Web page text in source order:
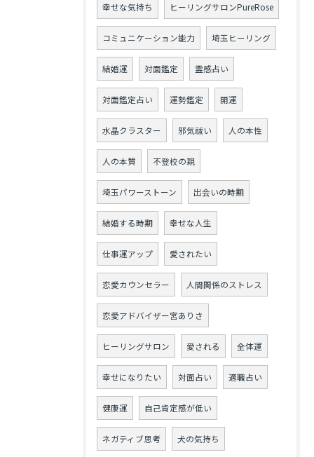
幸せな気持ち ヒーリングサロンPureRose
コミュニケーション能力 埼玉ヒーリング
結婚運 対面鑑定 霊感占い
対面鑑定占い 運勢鑑定 開運
水晶クラスター 邪気祓い 人の本性
人の本質 不登校の親
埼玉パワーストーン 出会いの時期
結婚する時期 幸せな人生
仕事運アップ 愛されたい
恋愛カウンセラー 人間関係のストレス
恋愛アドバイザー宮ありさ
ヒーリングサロン 愛される 全体運
幸せになりたい 対面占い 適職占い
健康運 自己肯定感が低い
ネガティブ思考 犬の気持ち